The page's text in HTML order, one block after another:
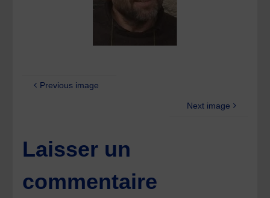
Previous image
Next image
Laisser un
commentaire